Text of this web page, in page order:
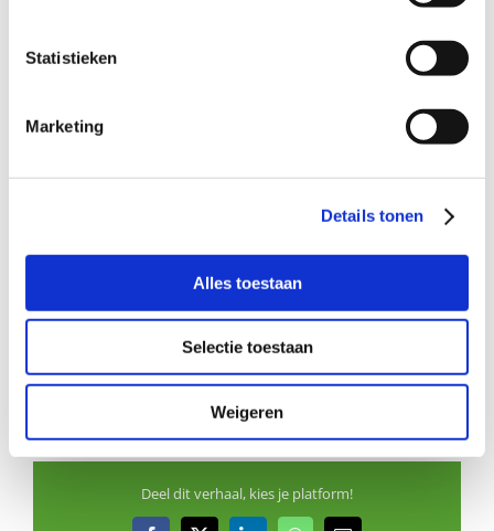
Statistieken
Marketing
Details tonen
Alles toestaan
Selectie toestaan
Weigeren
die het leuk vinden om eens per maand
Ziet jouw gezin een uitbreiding van de familie met deze
moeder en haar zoon wel zitten? Meld je dan aan als
Jacqueline neemt dan zo snel mogelijk contact met je op.
Deel dit verhaal, kies je platform!